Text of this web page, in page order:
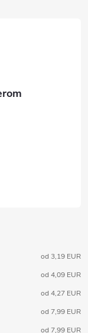
od 3,19 EUR
od 4,09 EUR
od 4,27 EUR
od 7,99 EUR
od 7,99 EUR